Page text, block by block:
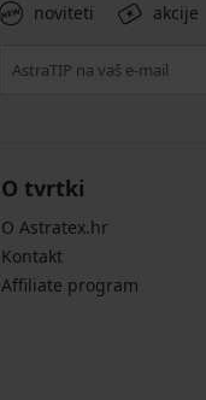
noviteti akcije
O tvrtki
O Astratex.hr
Kontakt
Affiliate program